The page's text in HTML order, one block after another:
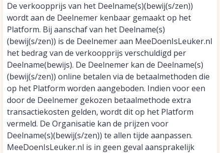
De verkoopprijs van het Deelname(s)(bewij(s/zen))
wordt aan de Deelnemer kenbaar gemaakt op het
Platform. Bij aanschaf van het Deelname(s)
(bewij(s/zen)) is de Deelnemer aan MeeDoenIsLeuker.nl
het bedrag van de verkoopprijs verschuldigd per
Deelname(bewijs). De Deelnemer kan de Deelname(s)
(bewij(s/zen)) online betalen via de betaalmethoden die
op het Platform worden aangeboden. Indien voor een
door de Deelnemer gekozen betaalmethode extra
transactiekosten gelden, wordt dit op het Platform
vermeld. De Organisatie kan de prijzen voor
Deelname(s)(bewij(s/zen)) te allen tijde aanpassen.
MeeDoenIsLeuker.nl is in geen geval aansprakelijk